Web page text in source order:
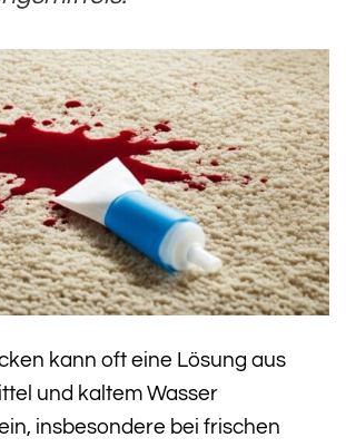
kann oft eine Lösung aus
und kaltem Wasser
insbesondere bei frischen